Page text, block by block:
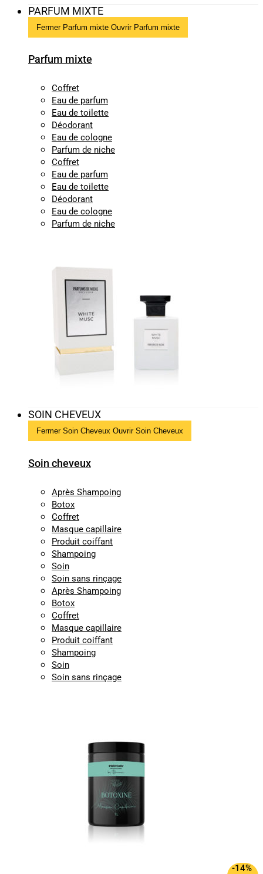
PARFUM MIXTE
Fermer Parfum mixte Ouvrir Parfum mixte
Parfum mixte
Coffret
Eau de parfum
Eau de toilette
Déodorant
Eau de cologne
Parfum de niche
Coffret
Eau de parfum
Eau de toilette
Déodorant
Eau de cologne
Parfum de niche
SOIN CHEVEUX
Fermer Soin Cheveux Ouvrir Soin Cheveux
Soin cheveux
Après Shampoing
Botox
Coffret
Masque capillaire
Produit coiffant
Shampoing
Soin
Soin sans rinçage
Après Shampoing
Botox
Coffret
Masque capillaire
Produit coiffant
Shampoing
Soin
Soin sans rinçage
-14%